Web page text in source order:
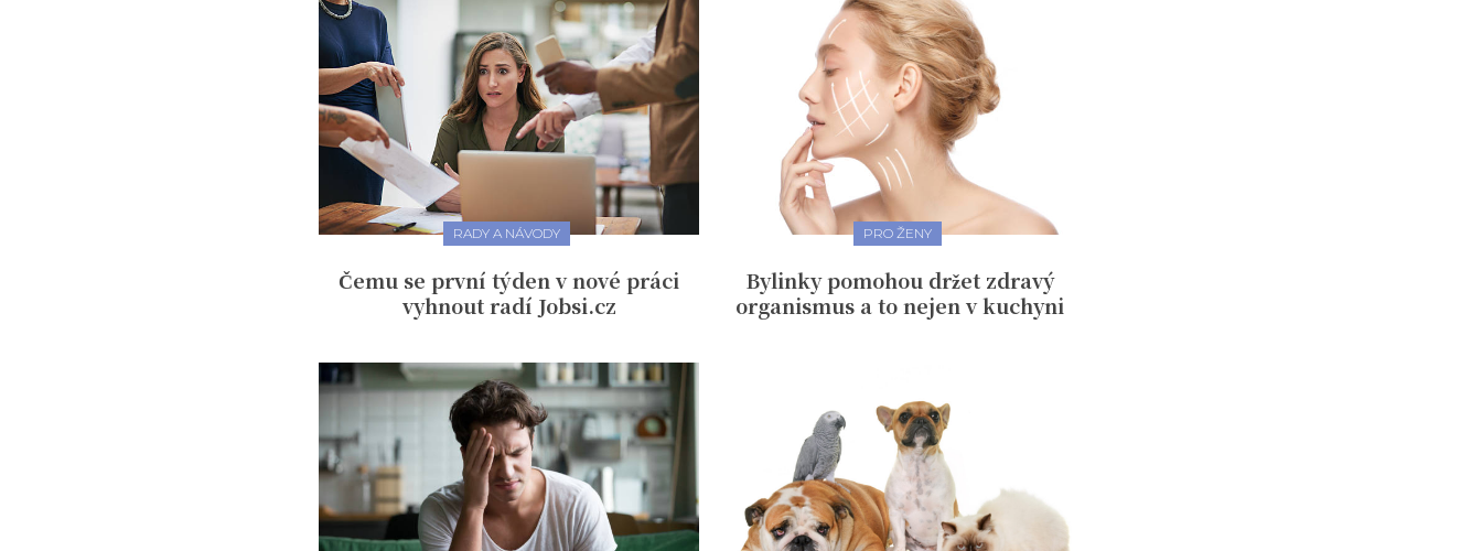
RADY A NÁVODY
Čemu se první týden v nové práci
vyhnout radí Jobsi.cz
PRO ŽENY
Bylinky pomohou držet zdravý
organismus a to nejen v kuchyni